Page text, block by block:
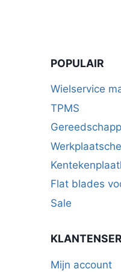
POPULAIR
Wielservice
TPMS
Flat blades
Sale
Mijn account